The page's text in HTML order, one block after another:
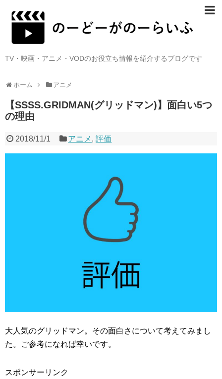
TV・映画・アニメ・VODのお役立ち情報を紹介するブログです
ホーム アニメ
【SSSS.GRIDMAN(グリッドマン)】面白い5つ
の理由
2018/11/1 アニメ ,評価
大人気のグリッドマン。その面白さについて考えてみまし
た。ご参考になれば幸いです。
スポンサーリンク